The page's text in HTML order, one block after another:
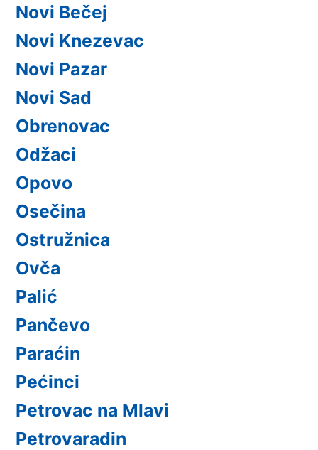
Novi Bečej
Novi Knezevac
Novi Pazar
Novi Sad
Obrenovac
Odžaci
Opovo
Osečina
Ostružnica
Ovča
Palić
Pančevo
Paraćin
Pećinci
Petrovac na Mlavi
Petrovaradin